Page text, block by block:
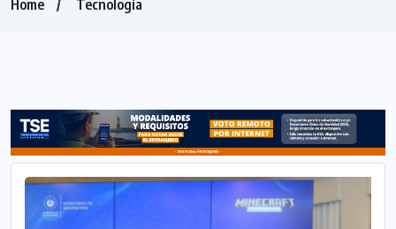
Home Tecnología